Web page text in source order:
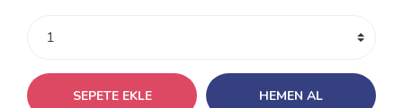
SEPETE EKLE HEMEN AL